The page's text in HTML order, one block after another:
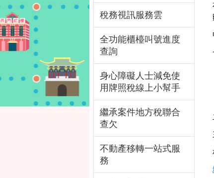
稅務視訊服務雲
全功能櫃檯叫號進度
查詢
身心障礙人士減免使
用牌照稅線上小幫手
繼承案件地方稅聯合
查欠
不動產移轉一站式服
務